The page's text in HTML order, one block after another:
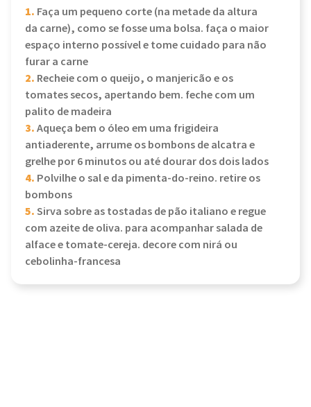
1. Faça um pequeno corte (na metade da altura
da carne), como se fosse uma bolsa. faça o maior
espaço interno possível e tome cuidado para não
furar a carne
2. Recheie com o queijo, o manjericão e os
tomates secos, apertando bem. feche com um
palito de madeira
3.Aqueça bem o óleo em uma frigideira
antiaderente, arrume os bombons de alcatra e
grelhe por 6 minutos ou até dourar dos dois lados
4. Polvilhe o sal e da pimenta-do-reino. retire os
bombons
5.Sirva sobre as tostadas de pão italiano e regue
com azeite de oliva. para acompanhar salada de
alface e tomate-cereja. decore com nirá ou
cebolinha-francesa